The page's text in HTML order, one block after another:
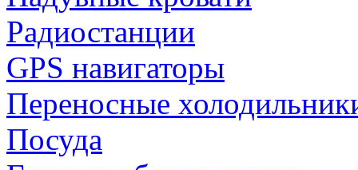
Радиостанции
GPS навигаторы
Переносные
Посуда